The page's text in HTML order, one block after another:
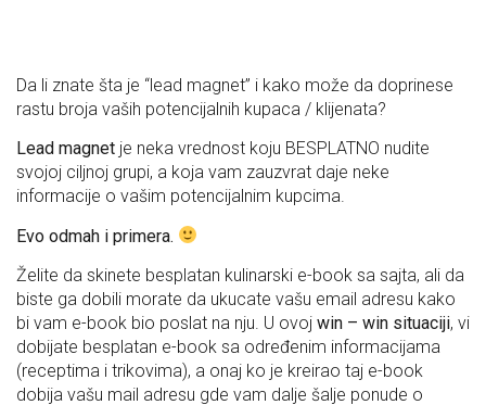
Da li znate šta je “lead magnet” i kako može da doprinese
rastu broja vaših potencijalnih kupaca / klijenata?
Lead magnet je neka vrednost koju BESPLATNO nudite
svojoj ciljnoj grupi, a koja vam zauzvrat daje neke
informacije o vašim potencijalnim kupcima.
Evo odmah i primera.
Želite da skinete besplatan kulinarski e-book sa sajta, ali da
biste ga dobili morate da ukucate vašu email adresu kako
bi vam e-book bio poslat na nju. U ovoj win – win situaciji, vi
dobijate besplatan e-book sa određenim informacijama
(receptima i trikovima), a onaj ko je kreirao taj e-book
dobija vašu mail adresu gde vam dalje šalje ponude o